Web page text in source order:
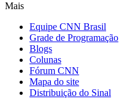
Mais
Equipe CNN Brasil
Grade de Programação
Blogs
Colunas
Fórum CNN
Mapa do site
Distribuição do Sinal